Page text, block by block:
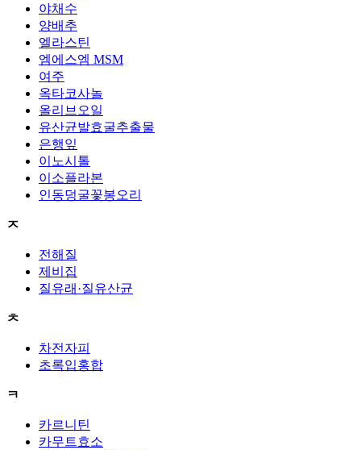
야채수
양배추
엘라스틴
엠에스엠 MSM
여주
옥타코사놀
올리브오일
유산균발효굴추출물
은행잎
이노시톨
이소플라본
인동덩굴꽃봉오리
ㅈ
전해질
제비집
질유래·질유산균
ㅊ
차전자피
초록입홍합
ㅋ
카르니틴
카무트효소